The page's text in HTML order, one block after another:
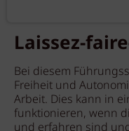
Laissez-
Bei diesem
Freiheit und
Arbeit. Dies kann in
funktionieren, wenn